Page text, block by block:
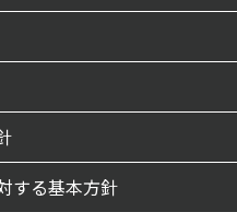
する基本方針